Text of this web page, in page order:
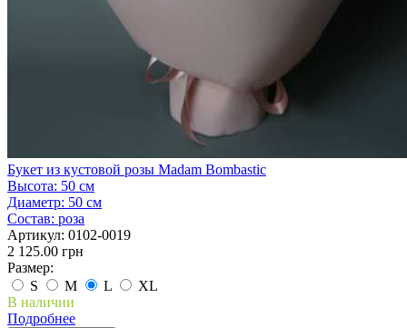
Букет из кустовой розы Madam Bombastic
Высота: 50 см
Диаметр: 50 см
Состав: роза
Артикул: 0102-0019
2 125.00 грн
Размер:
S
M L
XL
В наличии
Подробнее